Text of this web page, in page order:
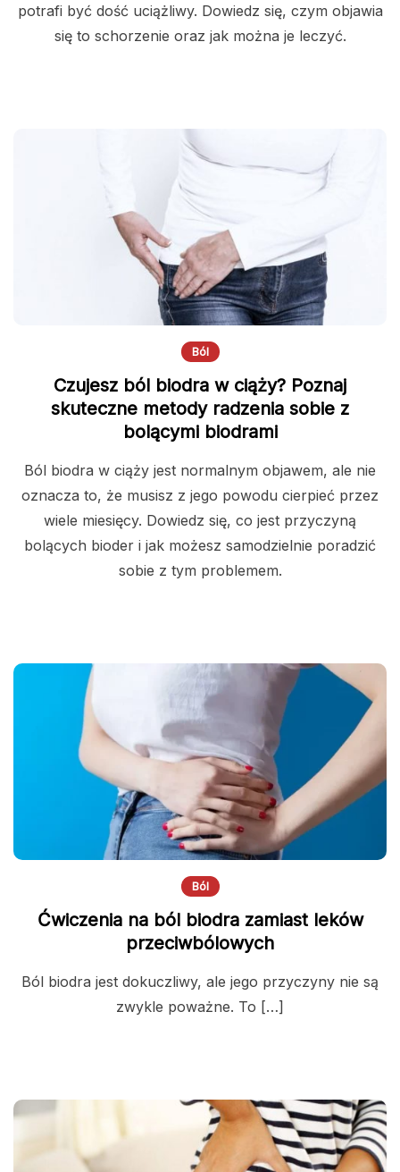
potrafi być dość uciążliwy. Dowiedz się, czym objawia
się to schorzenie oraz jak można je leczyć.
Ból
Czujesz ból biodra w ciąży? Poznaj
skuteczne metody radzenia sobie z
bolącymi biodrami
Ból biodra w ciąży jest normalnym objawem, ale nie
oznacza to, że musisz z jego powodu cierpieć przez
wiele miesięcy. Dowiedz się, co jest przyczyną
bolących bioder i jak możesz samodzielnie poradzić
sobie z tym problemem.
Ból
Ćwiczenia na ból biodra zamiast leków
przeciwbólowych
Ból biodra jest dokuczliwy, ale jego przyczyny nie są
zwykle poważne. To […]